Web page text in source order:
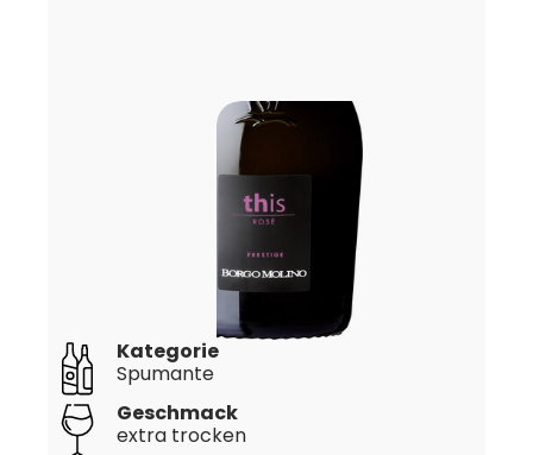
Kategorie
Spumante
Geschmack
extra trocken